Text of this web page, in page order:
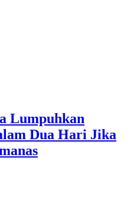
Lumpuhkan
Dua Hari Jika